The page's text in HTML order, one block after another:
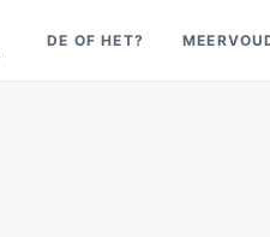
DE OF HET?